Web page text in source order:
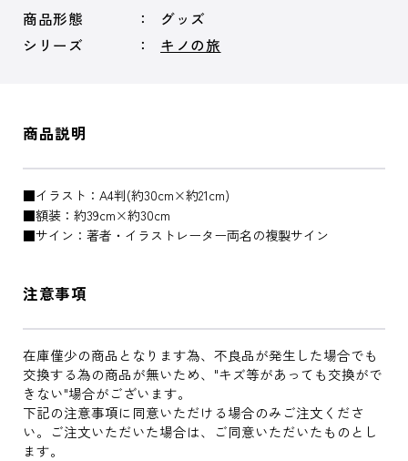
商品形態
グッズ
シリーズ
キノの旅
商品説明
■イラスト：A4判(約30cm×約21cm)
■額装：約39cm×約30cm
■サイン：著者・イラストレーター両名の複製サイン
注意事項
在庫僅少の商品となります為、不良品が発生した場合でも
交換する為の商品が無いため、"キズ等があっても交換がで
きない"場合がございます。
下記の注意事項に同意いただける場合のみご注文くださ
い。ご注文いただいた場合は、ご同意いただいたものとし
ます。